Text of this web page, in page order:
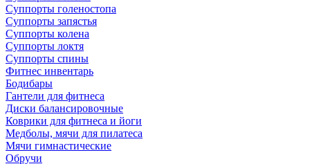
Суппорты голеностопа
Суппорты запястья
Суппорты колена
Суппорты локтя
Суппорты спины
Фитнес инвентарь
Бодибары
Гантели для фитнеса
Диски балансировочные
Коврики для фитнеса и йоги
Медболы, мячи для пилатеса
Мячи гимнастические
Обручи